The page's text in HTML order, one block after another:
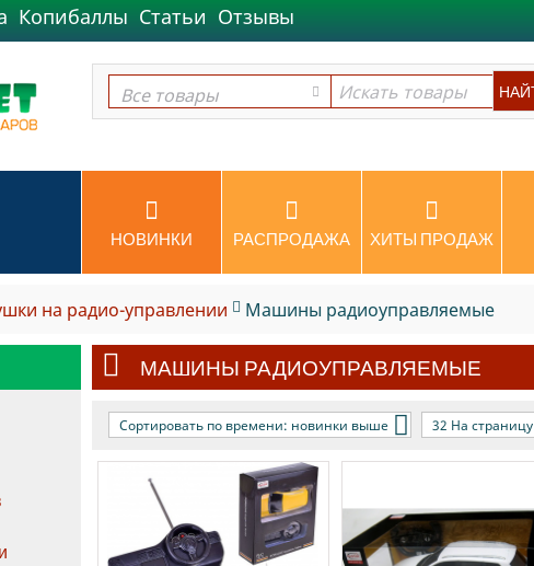
Копибаллы Статьи Отзывы
Все товары
Все товары
НОВИНКИ РАСПРОДАЖА ХИТЫ ПРОДАЖ
на радио-управлении Машины радиоуправляемые
МАШИНЫ РАДИОУПРАВЛЯЕМЫЕ
Сортировать по времени: новинки выше 32 На страницу